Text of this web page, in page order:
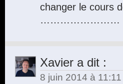
changer le cours
……………………
Xavier a dit :
8 juin 2014 à 11:11